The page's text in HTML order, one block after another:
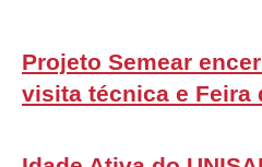
Projeto Semear
visita técnica e Feira